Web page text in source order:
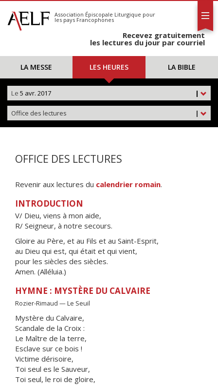
S'abonner
Calendrier
Association Épiscopale Liturgique pour
les pays Francophones
Recevez gratuitement
les lectures du jour par courriel
LA MESSE LES HEURES LA BIBLE
|
Le 5 avr. 2017
|
Office des lectures
OFFICE DES LECTURES
Revenir aux lectures du calendrier romain.
INTRODUCTION
V/ Dieu, viens à mon aide,
R/ Seigneur, à notre secours.
Gloire au Père, et au Fils et au Saint-Esprit,
au Dieu qui est, qui était et qui vient,
pour les siècles des siècles.
Amen. (Alléluia.)
HYMNE : MYSTÈRE DU CALVAIRE
Rozier-Rimaud — Le Seuil
Mystère du Calvaire,
Scandale de la Croix :
Le Maître de la terre,
Esclave sur ce bois !
Victime dérisoire,
Toi seul es le Sauveur,
Toi seul, le roi de gloire,